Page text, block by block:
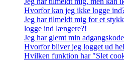
Hvorfor kan jeg ikke logge
Jeg har tilmeldt mig for et
logge ind længere?!
Jeg har glemt min
Hvorfor bliver jeg logget ud
Hvilken funktion har "Slet